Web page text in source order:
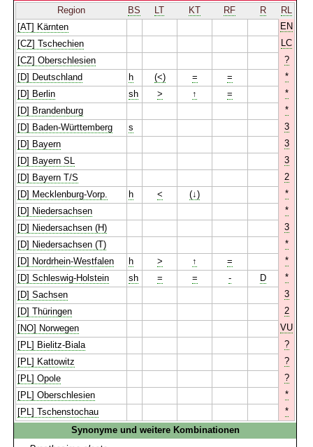
Region
BS LT KT RF R
RL
[AT] Kärnten
EN
[CZ] Tschechien
LC
[CZ] Oberschlesien
?
[D] Deutschland
h (<) = =
*
[D] Berlin
sh > ↑ =
*
[D] Brandenburg
*
[D] Baden-Württemberg
s
3
[D] Bayern
3
[D] Bayern SL
3
[D] Bayern T/S
2
[D] Mecklenburg-Vorp.
h < (↓)
*
[D] Niedersachsen
*
[D] Niedersachsen (H)
3
[D] Niedersachsen (T)
*
[D] Nordrhein-Westfalen
h > ↑ =
*
[D] Schleswig-Holstein
sh = = - D
*
[D] Sachsen
3
[D] Thüringen
2
[NO] Norwegen
VU
[PL] Bielitz-Biala
?
[PL] Kattowitz
?
[PL] Opole
?
[PL] Oberschlesien
*
[PL] Tschenstochau
*
Synonyme und weitere Kombinationen